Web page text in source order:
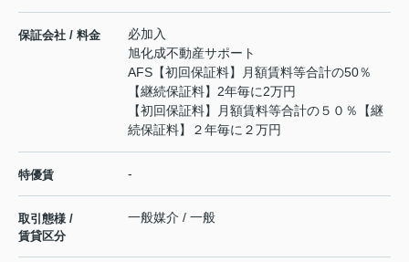
保証会社 / 料金
必加入
旭化成不動産サポート
AFS【初回保証料】月額賃料等合計の50％
【継続保証料】2年毎に2万円
【初回保証料】月額賃料等合計の５０％【継
続保証料】２年毎に２万円
特優賃 -
取引態様 /
賃貸区分
一般媒介 / 一般